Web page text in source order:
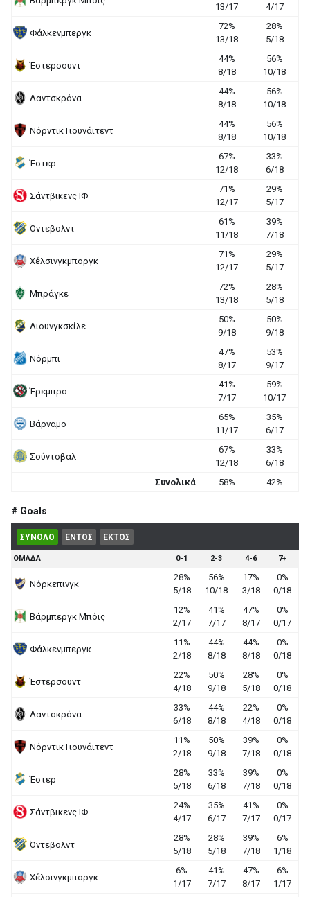
13/17 4/17
Φάλκενμπεργκ
72%
13/18
28%
5/18
Έστερσουντ
44%
8/18
56%
10/18
Λαντσκρόνα
44%
8/18
56%
10/18
Νόρντικ Γιουνάιτεντ
44%
8/18
56%
10/18
Έστερ
67%
12/18
33%
6/18
Σάντβικενς ΙΦ
71%
12/17
29%
5/17
Όντεβολντ
61%
11/18
39%
7/18
Χέλσινγκμποργκ
71%
12/17
29%
5/17
Μπράγκε
72%
13/18
28%
5/18
Λιουνγκσκίλε
50%
9/18
50%
9/18
Νόρμπι
47%
8/17
53%
9/17
Έρεμπρο
41%
7/17
59%
10/17
Βάρναμο
65%
11/17
35%
6/17
Σούντσβαλ
67%
12/18
33%
6/18
Συνολικά
58% 42%
# Goals
ΣΥΝΟΛΟ ΕΝΤΟΣ ΕΚΤΟΣ
ΟΜΑΔΑ 0-1 2-3 4-6 7+
Νόρκεπινγκ
28%
5/18
56%
10/18
17%
3/18
0%
0/18
Βάρμπεργκ Μπόις
12%
2/17
41%
7/17
47%
8/17
0%
0/17
Φάλκενμπεργκ
11%
2/18
44%
8/18
44%
8/18
0%
0/18
Έστερσουντ
22%
4/18
50%
9/18
28%
5/18
0%
0/18
Λαντσκρόνα
33%
6/18
44%
8/18
22%
4/18
0%
0/18
Νόρντικ Γιουνάιτεντ
11%
2/18
50%
9/18
39%
7/18
0%
0/18
Έστερ
28%
5/18
33%
6/18
39%
7/18
0%
0/18
Σάντβικενς ΙΦ
24%
4/17
35%
6/17
41%
7/17
0%
0/17
Όντεβολντ
28%
5/18
28%
5/18
39%
7/18
6%
1/18
Χέλσινγκμποργκ
6%
1/17
41%
7/17
47%
8/17
6%
1/17